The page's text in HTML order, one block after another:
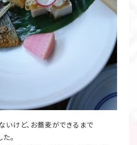
いけど、お蕎麦ができるまで
。